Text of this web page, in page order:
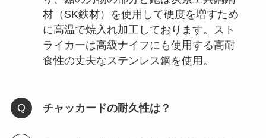
材（SK鉄材）を使用して硬度を増すため
に高温で焼入れ加工しております。スト
ライカーは高級ナイフにも使用する高耐
食性の丈夫なステンレス鋼を使用。
チャッカードの耐久性は？